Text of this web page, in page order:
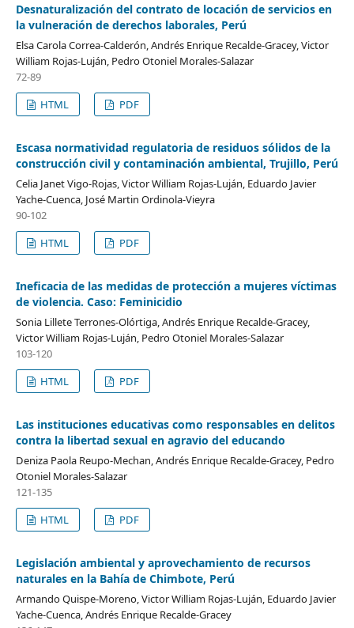
Desnaturalización del contrato de locación de servicios en
la vulneración de derechos laborales, Perú
Elsa Carola Correa-Calderón, Andrés Enrique Recalde-Gracey, Victor
William Rojas-Luján, Pedro Otoniel Morales-Salazar
72-89
HTML
PDF
Escasa normatividad regulatoria de residuos sólidos de la
construcción civil y contaminación ambiental, Trujillo, Perú
Celia Janet Vigo-Rojas, Victor William Rojas-Luján, Eduardo Javier
Yache-Cuenca, José Martin Ordinola-Vieyra
90-102
HTML
PDF
Ineficacia de las medidas de protección a mujeres víctimas
de violencia. Caso: Feminicidio
Sonia Lillete Terrones-Olórtiga, Andrés Enrique Recalde-Gracey,
Victor William Rojas-Luján, Pedro Otoniel Morales-Salazar
103-120
HTML
PDF
Las instituciones educativas como responsables en delitos
contra la libertad sexual en agravio del educando
Deniza Paola Reupo-Mechan, Andrés Enrique Recalde-Gracey, Pedro
Otoniel Morales-Salazar
121-135
HTML
PDF
Legislación ambiental y aprovechamiento de recursos
naturales en la Bahía de Chimbote, Perú
Armando Quispe-Moreno, Victor William Rojas-Luján, Eduardo Javier
Yache-Cuenca, Andrés Enrique Recalde-Gracey